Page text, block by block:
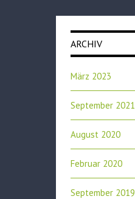
ARCHIV
März 2023
September 2021
August 2020
Februar 2020
September 2019